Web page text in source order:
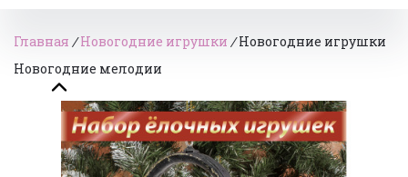
Главная /Новогодние игрушки /Новогодние игрушки
Новогодние мелодии